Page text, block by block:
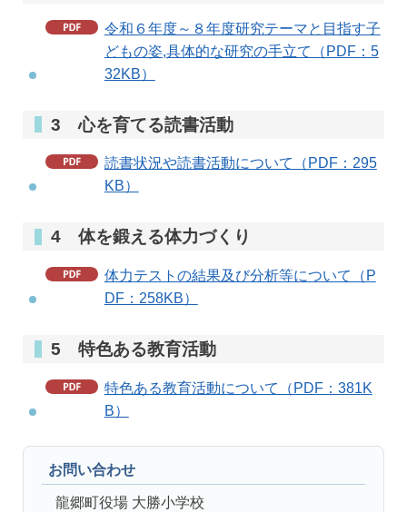
令和６年度～８年度研究テーマと目指す子
どもの姿,具体的な研究の手立て（PDF：5
32KB）
3 心を育てる読書活動
読書状況や読書活動について（PDF：295
KB）
4 体を鍛える体力づくり
体力テストの結果及び分析等について（P
DF：258KB）
5 特色ある教育活動
特色ある教育活動について（PDF：381K
B）
お問い合わせ
龍郷町役場 大勝小学校